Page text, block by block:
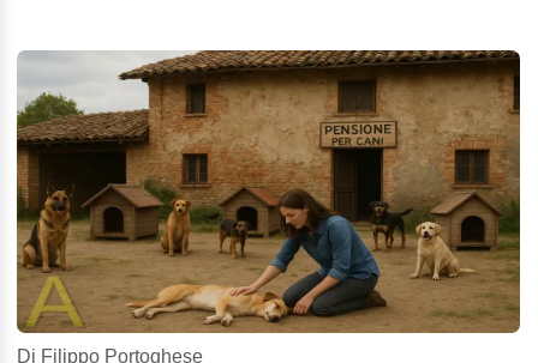
Di Filippo Portoghese